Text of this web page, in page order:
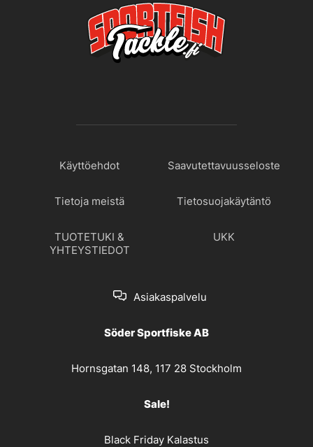
Käyttöehdot Saavutettavuusseloste
Tietoja meistä Tietosuojakäytäntö
TUOTETUKI &
YHTEYSTIEDOT
UKK
Asiakaspalvelu
Söder Sportfiske AB
Hornsgatan 148, 117 28 Stockholm
Sale!
Black Friday Kalastus